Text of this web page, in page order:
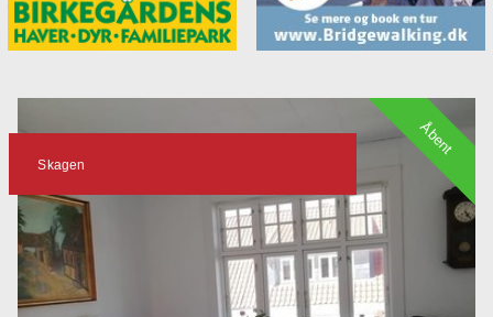
Skagen
Åbent